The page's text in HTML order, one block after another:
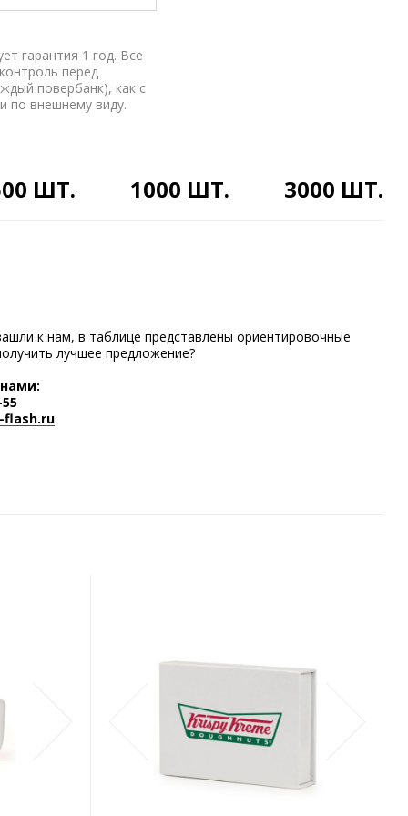
гарантия 1 год. Все
перед
повербанк), как с
по внешнему виду.
ШТ. 1000 ШТ. 3000 ШТ.
к нам, в таблице представлены ориентировочные
лучшее предложение?
flash.ru